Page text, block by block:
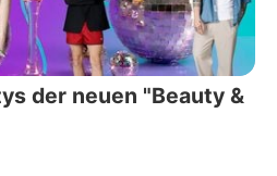
der neuen "Beauty &